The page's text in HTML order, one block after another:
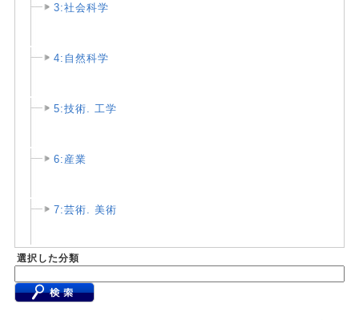
3:社会科学
4:自然科学
5:技術. 工学
6:産業
7:芸術. 美術
8:言語
選択した分類